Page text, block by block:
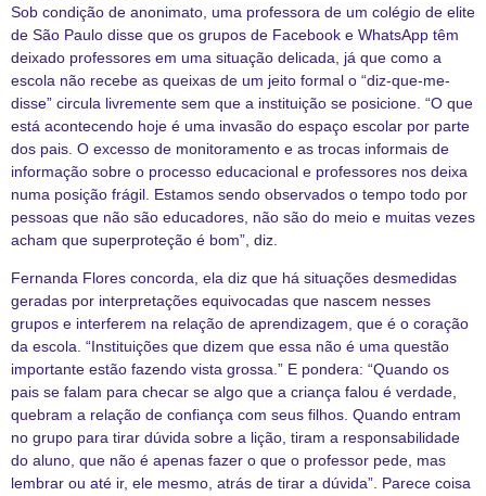
Sob condição de anonimato, uma professora de um colégio de elite
de São Paulo disse que os grupos de Facebook e WhatsApp têm
deixado professores em uma situação delicada, já que como a
escola não recebe as queixas de um jeito formal o “diz-que-me-
disse” circula livremente sem que a instituição se posicione. “O que
está acontecendo hoje é uma invasão do espaço escolar por parte
dos pais. O excesso de monitoramento e as trocas informais de
informação sobre o processo educacional e professores nos deixa
numa posição frágil. Estamos sendo observados o tempo todo por
pessoas que não são educadores, não são do meio e muitas vezes
acham que superproteção é bom”, diz.
Fernanda Flores concorda, ela diz que há situações desmedidas
geradas por interpretações equivocadas que nascem nesses
grupos e interferem na relação de aprendizagem, que é o coração
da escola. “Instituições que dizem que essa não é uma questão
importante estão fazendo vista grossa.” E pondera: “Quando os
pais se falam para checar se algo que a criança falou é verdade,
quebram a relação de confiança com seus filhos. Quando entram
no grupo para tirar dúvida sobre a lição, tiram a responsabilidade
do aluno, que não é apenas fazer o que o professor pede, mas
lembrar ou até ir, ele mesmo, atrás de tirar a dúvida”. Parece coisa